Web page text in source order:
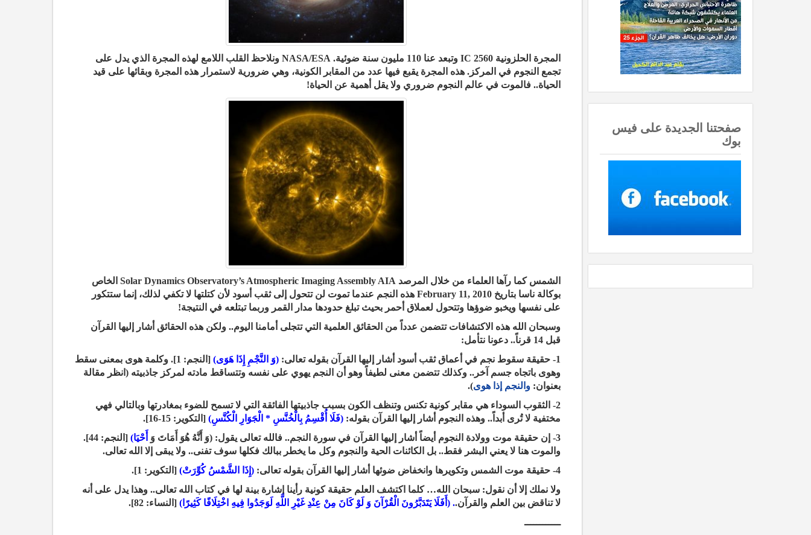
صفحتنا الجديدة على فيس
بوك
المجرة الحلزونية IC 2560 وتبعد عنا 110 مليون سنة ضوئية. NASA/ESA ونلاحظ القلب اللامع لهذه المجرة الذي يدل على
تجمع النجوم في المركز. هذه المجرة يقبع فيها عدد من المقابر الكونية، وهي ضرورية لاستمرار هذه المجرة وبقائها على قيد
الحياة.. فالموت في عالم النجوم ضروري ولا يقل أهمية عن الحياة!
الشمس كما رآها العلماء من خلال المرصد Solar Dynamics Observatory’s Atmospheric Imaging Assembly AIA الخاص
بوكالة ناسا بتاريخ February 11, 2010 هذه النجم عندما تموت لن تتحول إلى ثقب أسود لأن كتلتها لا تكفي لذلك، إنما ستتكور
على نفسها ويخبو ضوؤها وتتحول لعملاق أحمر بحيث تبلغ حدودها مدار القمر وربما تبتلعه في النتيجة!
وسبحان الله هذه الاكتشافات تتضمن عدداً من الحقائق العلمية التي تتجلى أمامنا اليوم.. ولكن هذه الحقائق أشار إليها القرآن
قبل 14 قرناً.. دعونا نتأمل:
1- حقيقة سقوط نجم في أعماق ثقب أسود أشار إليها القرآن بقوله تعالى:
(وَ النَّجْمِ إِذَا هَوَى)
[النجم: 1]. وكلمة هوى بمعنى سقط
وهوى باتجاه جسم آخر.. وكذلك تتضمن معنى لطيفاً وهو أن النجم يهوي على نفسه وتتساقط مادته لمركز جاذبيته (انظر مقالة
بعنوان:والنجم إذا هوى).
2- الثقوب السوداء هي مقابر كونية تكنس وتنظف الكون بسبب جاذبيتها الفائقة التي لا تسمح للضوء بمغادرتها وبالتالي فهي
مختفية لا تُرى أبداً.. وهذه النجوم أشار إليها القرآن بقوله:(فَلَا أُقْسِمُ بِالْخُنَّسِ * الْجَوَارِ الْكُنَّسِ)[التكوير: 15-16].
3- إن حقيقة موت وولادة النجوم أيضاً أشار إليها القرآن في سورة النجم.. فالله تعالى يقول: (وَ أَنَّهُ هُوَ أَمَاتَ وَ
أَحْيَا)
[النجم: 44].
والموت هنا لا يعني البشر فقط.. بل الكائنات الحية والنجوم وكل ما يخطر ببالك فكلها سوف تفنى.. ولا يبقى إلا الله تعالى.
4- حقيقة موت الشمس وتكويرها وانخفاض ضوئها أشار إليها القرآن بقوله تعالى:
(إِذَا الشَّمْسُ كُوِّرَتْ) [التكوير: 1].
ولا نملك إلا أن نقول: سبحان الله… كلما اكتشف العلم حقيقة كونية رأينا إشارة بينة لها في كتاب الله تعالى.. وهذا يدل على أنه
لا تناقض بين العلم والقرآن.. (أَفَلَا يَتَدَبَّرُونَ الْقُرْآنَ وَ لَوْ كَانَ مِنْ عِنْدِ غَيْرِ اللَّهِ لَوَجَدُوا فِيهِ اخْتِلَافًا كَثِيرًا)[النساء: 82].
ــــــــــــ